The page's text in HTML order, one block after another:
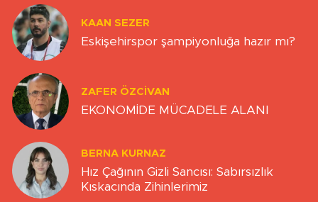
KAAN SEZER
Eskişehirspor şampiyonluğa hazır mı?
ZAFER ÖZCIVAN
EKONOMİDE MÜCADELE ALANI
BERNA KURNAZ
Hız Çağının Gizli Sancısı: Sabırsızlık
Kıskacında Zihinlerimiz